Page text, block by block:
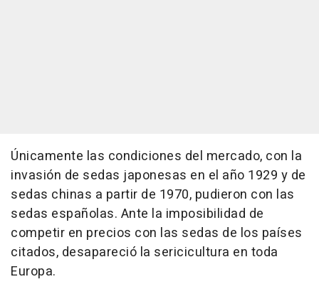
Únicamente las condiciones del mercado, con la
invasión de sedas japonesas en el año 1929 y de
sedas chinas a partir de 1970, pudieron con las
sedas españolas. Ante la imposibilidad de
competir en precios con las sedas de los países
citados, desapareció la sericicultura en toda
Europa.